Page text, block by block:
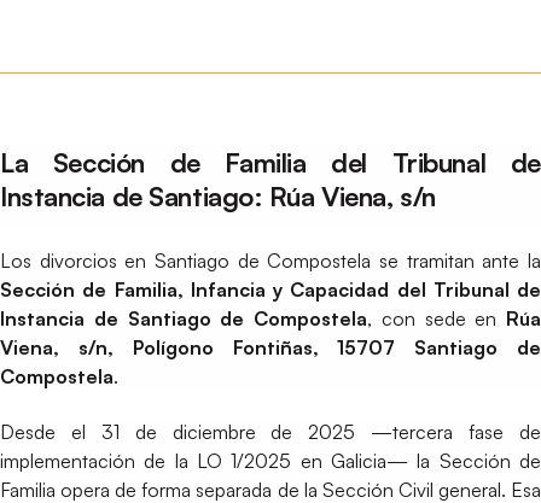
La Sección de Familia del Tribunal de
Instancia de Santiago: Rúa Viena, s/n
Los divorcios en Santiago de Compostela se tramitan ante la
Sección de Familia, Infancia y Capacidad del Tribunal de
Instancia de Santiago de Compostela, con sede en Rúa
Viena, s/n, Polígono Fontiñas, 15707 Santiago de
Compostela.
Desde el 31 de diciembre de 2025 —tercera fase de
implementación de la LO 1/2025 en Galicia— la Sección de
Familia opera de forma separada de la Sección Civil general. Esa